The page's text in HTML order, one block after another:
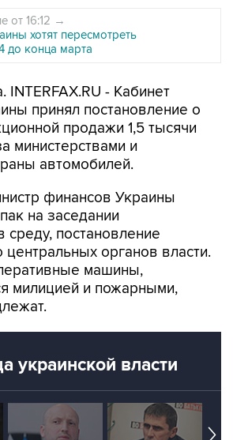
от 16:12 →
хотят пересмотреть
до конца марта
INTERFAX.RU - Кабинет
принял постановление о
продажи 1,5 тысячи
министерствами и
автомобилей.
финансов Украины
на заседании
среду, постановление
центральных органов власти.
машины,
милицией и пожарными,
украинской власти